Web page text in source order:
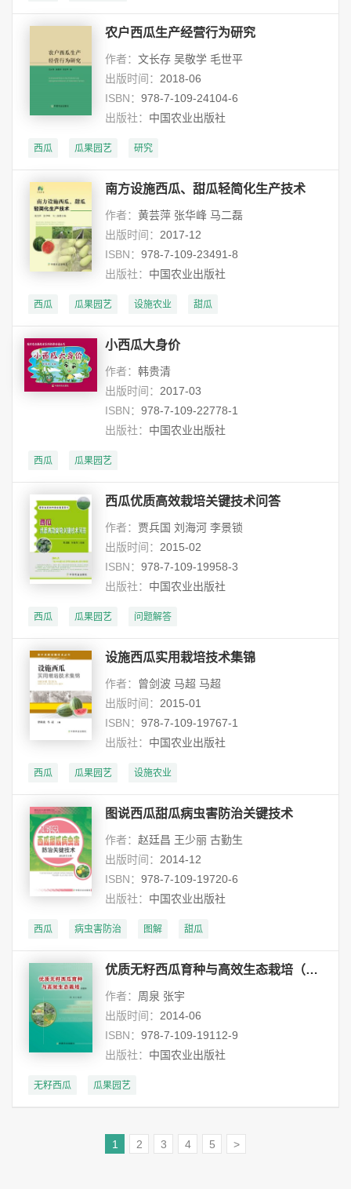
农户西瓜生产经营行为研究
作者： 文长存 吴敬学 毛世平
出版时间： 2018-06
ISBN： 978-7-109-24104-6
出版社： 中国农业出版社
西瓜 瓜果园艺 研究
南方设施西瓜、甜瓜轻简化生产技术
作者： 黄芸萍 张华峰 马二磊
出版时间： 2017-12
ISBN： 978-7-109-23491-8
出版社： 中国农业出版社
西瓜 瓜果园艺 设施农业 甜瓜
小西瓜大身价
作者： 韩贵清
出版时间： 2017-03
ISBN： 978-7-109-22778-1
出版社： 中国农业出版社
西瓜 瓜果园艺
西瓜优质高效栽培关键技术问答
作者： 贾兵国 刘海河 李景锁
出版时间： 2015-02
ISBN： 978-7-109-19958-3
出版社： 中国农业出版社
西瓜 瓜果园艺 问题解答
设施西瓜实用栽培技术集锦
作者： 曾剑波 马超 马超
出版时间： 2015-01
ISBN： 978-7-109-19767-1
出版社： 中国农业出版社
西瓜 瓜果园艺 设施农业
图说西瓜甜瓜病虫害防治关键技术
作者： 赵廷昌 王少丽 古勤生
出版时间： 2014-12
ISBN： 978-7-109-19720-6
出版社： 中国农业出版社
西瓜 病虫害防治 图解 甜瓜
优质无籽西瓜育种与高效生态栽培（彩图本）
作者： 周泉 张宇
出版时间： 2014-06
ISBN： 978-7-109-19112-9
出版社： 中国农业出版社
无籽西瓜 瓜果园艺
1 2 3 4 5 >